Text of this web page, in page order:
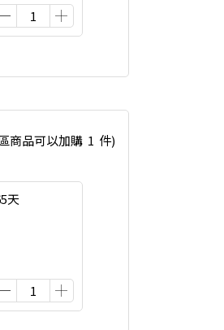
商品可以加購 1 件)
天